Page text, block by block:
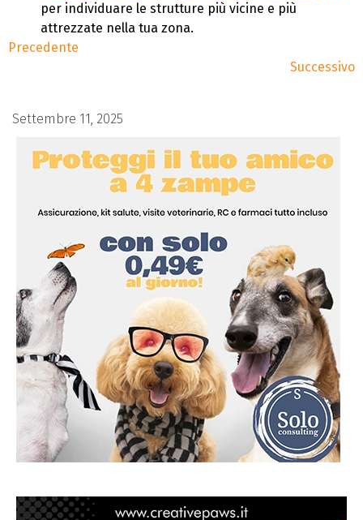
per individuare le strutture più vicine e più
attrezzate nella tua zona.
Precedente
Successivo
Settembre 11, 2025